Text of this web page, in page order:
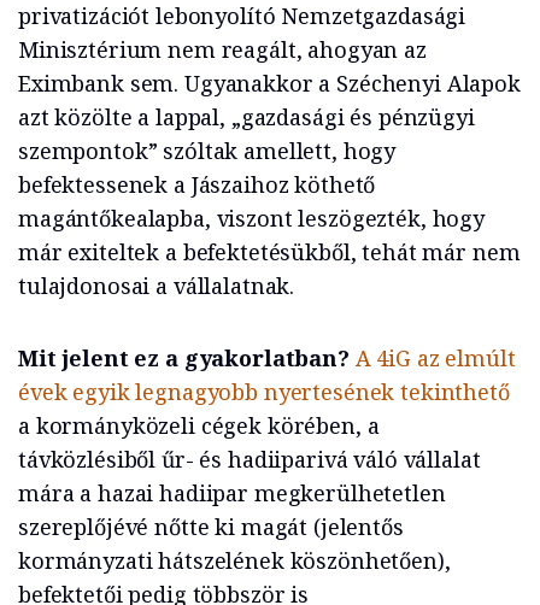
privatizációt lebonyolító Nemzetgazdasági
Minisztérium nem reagált, ahogyan az
Eximbank sem. Ugyanakkor a Széchenyi Alapok
azt közölte a lappal, „gazdasági és pénzügyi
szempontok” szóltak amellett, hogy
befektessenek a Jászaihoz köthető
magántőkealapba, viszont leszögezték, hogy
már exiteltek a befektetésükből, tehát már nem
tulajdonosai a vállalatnak.
Mit jelent ez a gyakorlatban? A 4iG az elmúlt
évek egyik legnagyobb nyertesének tekinthető
a kormányközeli cégek körében, a
távközlésiből űr- és hadiiparivá váló vállalat
mára a hazai hadiipar megkerülhetetlen
szereplőjévé nőtte ki magát (jelentős
kormányzati hátszelének köszönhetően),
befektetői pedig többször is